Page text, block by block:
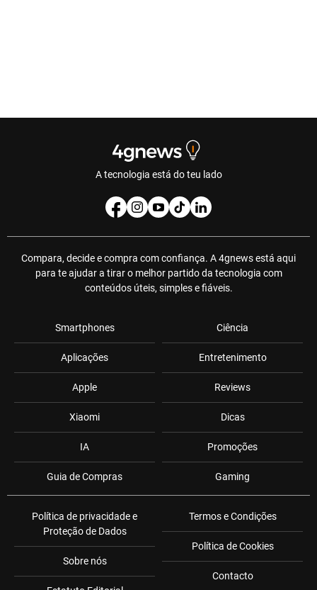
A tecnologia está do teu lado
Compara, decide e compra com confiança. A 4gnews está aqui
para te ajudar a tirar o melhor partido da tecnologia com
conteúdos úteis, simples e fiáveis.
Smartphones
Aplicações
Apple
Xiaomi
IA
Guia de Compras
Ciência
Entretenimento
Reviews
Dicas
Promoções
Gaming
Política de privacidade e
Proteção de Dados
Sobre nós
Termos e Condições
Política de Cookies
Contacto